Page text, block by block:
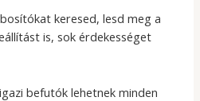
keresed, lesd meg a
is, sok érdekességet
befutók lehetnek minden